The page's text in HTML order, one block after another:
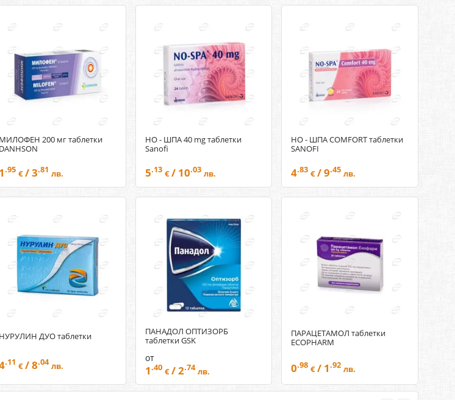
МИЛОФЕН 200 мг таблетки
DANHSON
1.95 €/ 3.81 лв.
НО - ШПА 40 mg таблетки
Sanofi
5.13 €/ 10.03 лв.
НО - ШПА COMFORT таблетки
SANOFI
4.83 €/ 9.45 лв.
НУРУЛИН ДУО таблетки
.11 €/ 8.04 лв.
ПАНАДОЛ ОПТИЗОРБ
таблетки GSK
от
1.40 €/ 2.74 лв.
ПАРАЦЕТАМОЛ таблетки
ECOPHARM
0.98 €/ 1.92 лв.